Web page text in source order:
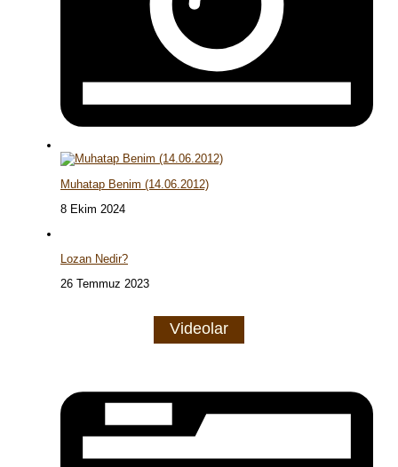
Muhatap Benim (14.06.2012)
8 Ekim 2024
Lozan Nedir?
26 Temmuz 2023
Videolar